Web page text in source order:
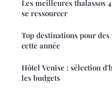
Les meilleures thalassos
se ressourcer
Top destinations pour
cette année
Hôtel Venise : sélection
les budgets